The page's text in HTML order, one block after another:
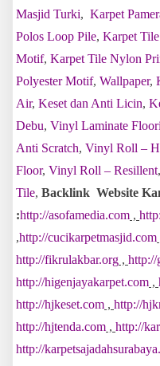
Masjid Turki, Karpet
Polos Loop Pile, Karpet
Motif, Karpet Tile Nylon
Polyester Motif, Wallpaper,
Air, Keset dan Anti Licin,
Debu, Vinyl Laminate
Anti Scratch, Vinyl Roll –
Floor, Vinyl Roll – Resillent,
Tile, Backlink Website
:http://asofamedia.com ,
,http://cucikarpetmasjid.com
http://fikrulakbar.org , http://
http://higenjayakarpet.com ,
http://hjkeset.com , http://
http://hjtenda.com , http://
http://